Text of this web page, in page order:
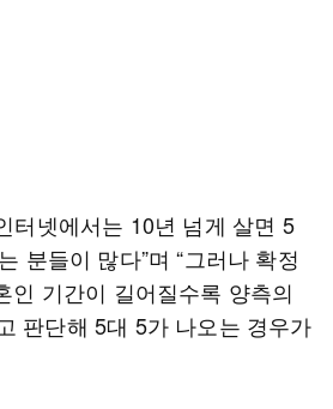
터넷에서는 10년 넘게 살면 5
분들이 많다”며 “그러나 확정
인 기간이 길어질수록 양측의
판단해 5대 5가 나오는 경우가